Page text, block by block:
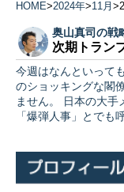
HOME>2024年>11月 >
奥山真司の戦
次期トラン
今週はなんといって
のショッキングな閣
ません。 日本の大手メディアやSNSでも話題の通り、まさに
「爆弾人事」とでも